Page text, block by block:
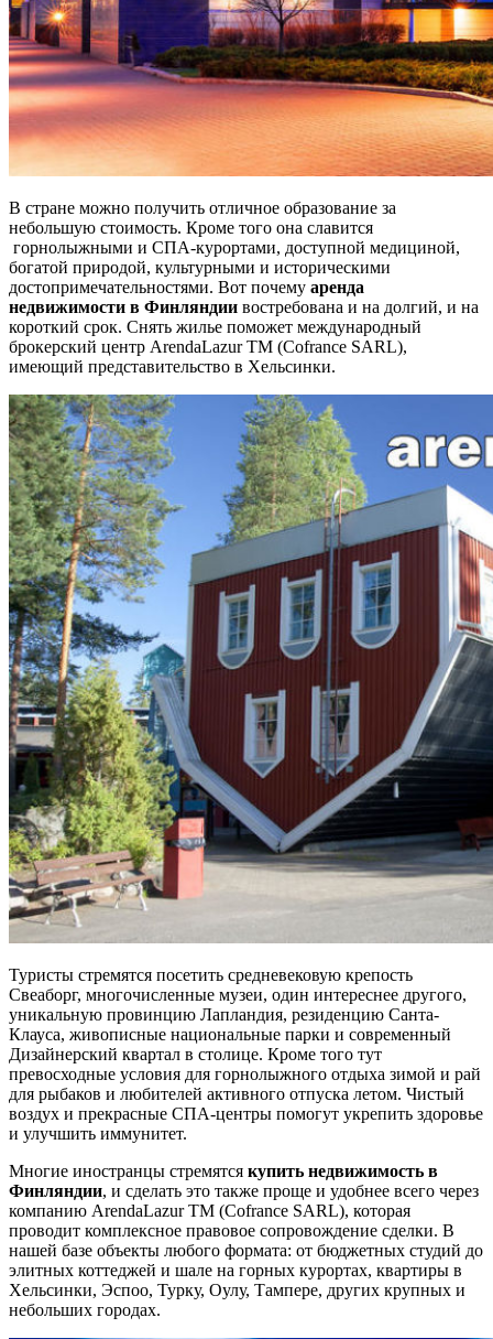
В стране можно получить отличное образование за
небольшую стоимость. Кроме того она славится
горнолыжными и СПА-курортами, доступной медициной,
богатой природой, культурными и историческими
достопримечательностями. Вот почему аренда
недвижимости в Финляндии востребована и на долгий, и на
короткий срок. Снять жилье поможет международный
брокерский центр ArendaLazur TM (Cofrance SARL),
имеющий представительство в Хельсинки.
Туристы стремятся посетить средневековую крепость
Свеаборг, многочисленные музеи, один интереснее другого,
уникальную провинцию Лапландия, резиденцию Санта-
Клауса, живописные национальные парки и современный
Дизайнерский квартал в столице. Кроме того тут
превосходные условия для горнолыжного отдыха зимой и рай
для рыбаков и любителей активного отпуска летом. Чистый
воздух и прекрасные СПА-центры помогут укрепить здоровье
и улучшить иммунитет.
Многие иностранцы стремятся купить недвижимость в
Финляндии, и сделать это также проще и удобнее всего через
компанию ArendaLazur TM (Cofrance SARL), которая
проводит комплексное правовое сопровождение сделки. В
нашей базе объекты любого формата: от бюджетных студий до
элитных коттеджей и шале на горных курортах, квартиры в
Хельсинки, Эспоо, Турку, Оулу, Тампере, других крупных и
небольших городах.